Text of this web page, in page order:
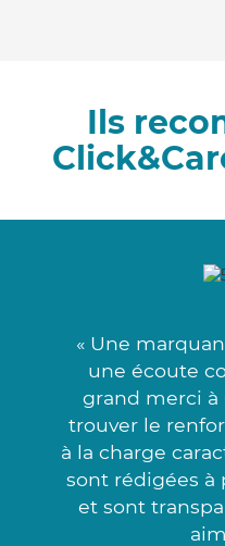
Ils
« Une
une écoute
grand merci à
trouver le
à la charge
sont rédigées à
et sont